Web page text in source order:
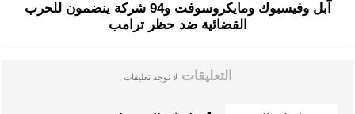
آبل وفيسبوك ومايكروسوفت و94 شركة ينضمون للحرب
القضائية ضد حظر ترامب
التعليقات لا توجد تعليقات